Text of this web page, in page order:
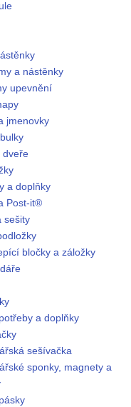
a nástěnky
upevnění
jmenovky
dveře
a doplňky
Post-it®
sešity
bločky a záložky
a doplňky
sešívačka
sponky, magnety a